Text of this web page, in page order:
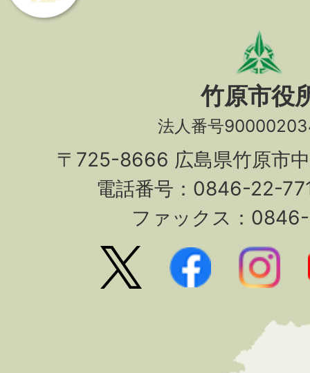
竹原市役
法人番号
〒725-8666 広島県竹原市
電話番号：0846-22-
ファックス：